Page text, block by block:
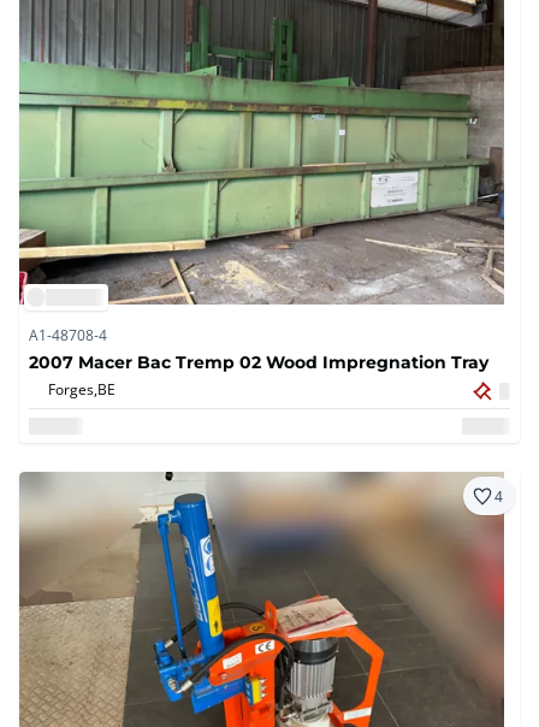
A1-48708-4
2007 Macer Bac Tremp 02 Wood Impregnation Tray
Forges,BE
4